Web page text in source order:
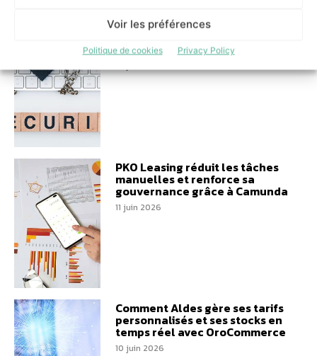
Voir les préférences
Politique de cookies Privacy Policy
Serious games et campagnes
la Ville de Lille
PKO Leasing réduit les tâches
manuelles et renforce sa
gouvernance grâce à Camunda
11 juin 2026
Comment Aldes gère ses tarifs
personnalisés et ses stocks en
temps réel avec OroCommerce
10 juin 2026